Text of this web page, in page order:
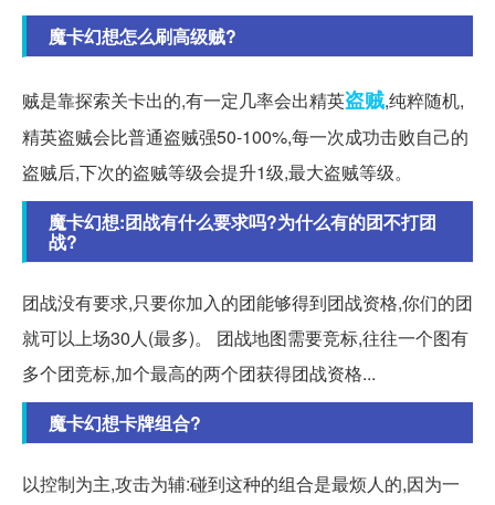
魔卡幻想怎么刷高级贼?
贼是靠探索关卡出的,有一定几率会出精英盗贼,纯粹随机,
精英盗贼会比普通盗贼强50-100%,每一次成功击败自己的
盗贼后,下次的盗贼等级会提升1级,最大盗贼等级。
魔卡幻想:团战有什么要求吗?为什么有的团不打团
战?
团战没有要求,只要你加入的团能够得到团战资格,你们的团
就可以上场30人(最多)。 团战地图需要竞标,往往一个图有
多个团竞标,加个最高的两个团获得团战资格...
魔卡幻想卡牌组合?
以控制为主,攻击为辅:碰到这种的组合是最烦人的,因为一